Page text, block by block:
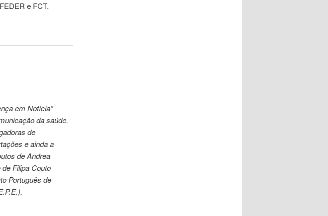
e FCT.
em Notícia”
da saúde.
de
e ainda a
de Andrea
Filipa Couto
Português de